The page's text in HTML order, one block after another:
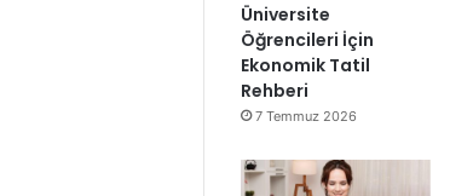
Üniversite
Öğrencileri İçin
Ekonomik Tatil
Rehberi
7 Temmuz 2026